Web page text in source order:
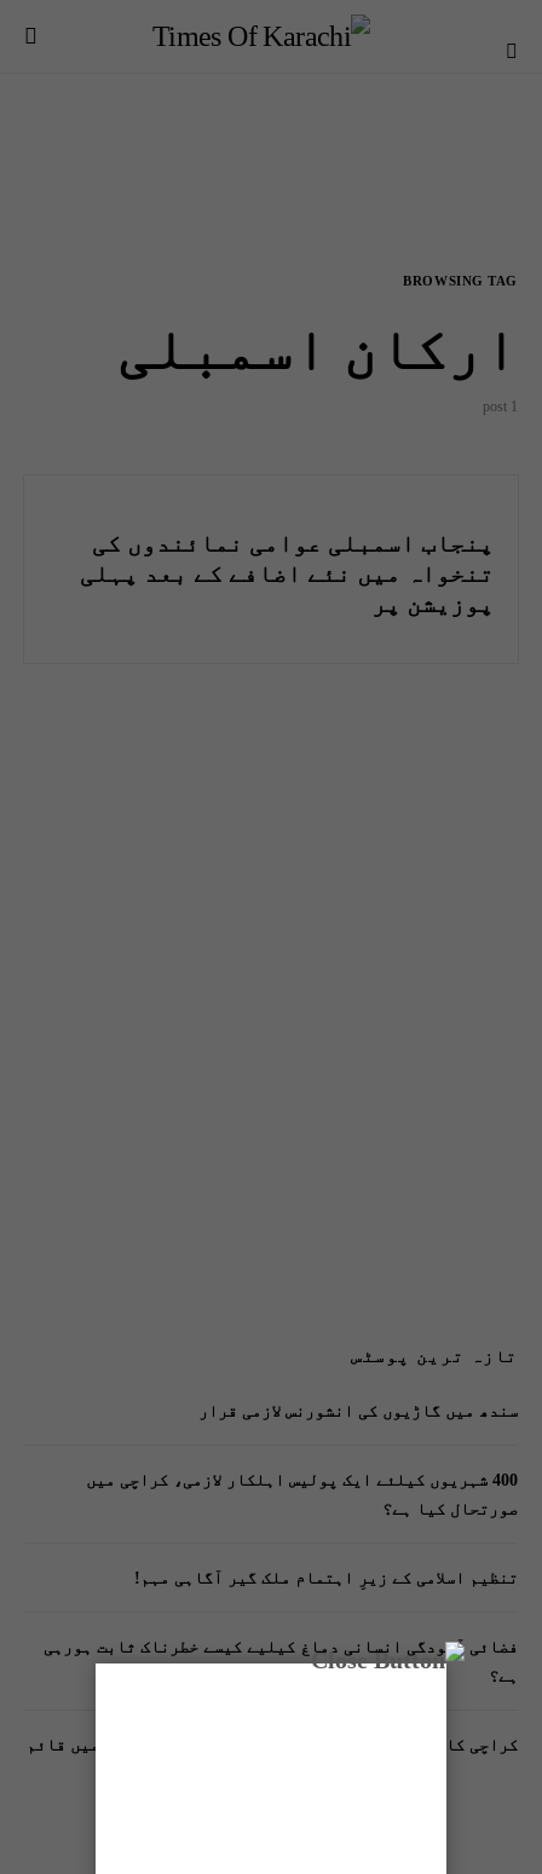
BROWSING TAG
ارکان اسمبلی
1 post
پنجاب اسمبلی عوامی نمائندوں کی
تنخواہ میں نئے اضافے کے بعد پہلی
پوزیشن پر
تازہ ترین پوسٹس
سندھ میں گاڑیوں کی انشورنس لازمی قرار
400 شہریوں کیلئے ایک پولیس اہلکار لازمی، کراچی میں
صورتحال کیا ہے؟
تنظیم اسلامی کے زیرِ اہتمام ملک گیر آگاہی مہم!
فضائی آلودگی انسانی دماغ کیلیے کیسے خطرناک ثابت ہورہی
ہے؟
کراچی کا پہلا مفت فٹنیس کلب فیڈرل بی ایریا بلاک 10 میں قائم